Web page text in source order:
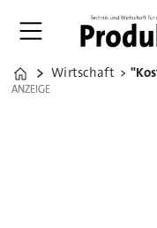
Home
Wirtschaft
ANZEIGE
ANZEIGE